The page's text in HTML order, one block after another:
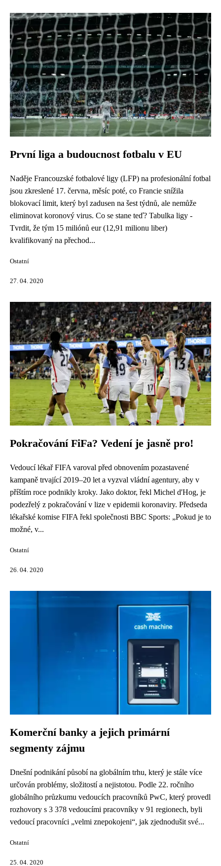
První liga a budoucnost fotbalu v EU
Naděje Francouzské fotbalové ligy (LFP) na profesionální fotbal
jsou zkreslené 17. června, měsíc poté, co Francie snížila
blokovací limit, který byl zadusen na šest týdnů, ale nemůže
eliminovat koronový virus. Co se stane teď? Tabulka ligy -
Tvrdit, že tým 15 miliónů eur (12,91 milionu liber)
kvalifikovaný na přechod...
Ostatní
27. 04. 2020
Pokračování FiFa? Vedení je jasně pro!
Vedoucí lékař FIFA varoval před obnovením pozastavené
kampaně trvající 2019–20 let a vyzval vládní agentury, aby v
příštím roce podnikly kroky. Jako doktor, řekl Michel d'Hog, je
podezřelý z pokračování v lize v epidemii koronaviry. Předseda
lékařské komise FIFA řekl společnosti BBC Sports: „Pokud je to
možné, v...
Ostatní
26. 04. 2020
Komerční banky a jejich primární
segmenty zájmu
Dnešní podnikání působí na globálním trhu, který je stále více
určován problémy, složitostí a nejistotou. Podle 22. ročního
globálního průzkumu vedoucích pracovníků PwC, který provedl
rozhovory s 3 378 vedoucími pracovníky v 91 regionech, byli
vedoucí pracovníci „velmi znepokojeni“, jak zjednodušit své...
Ostatní
25. 04. 2020